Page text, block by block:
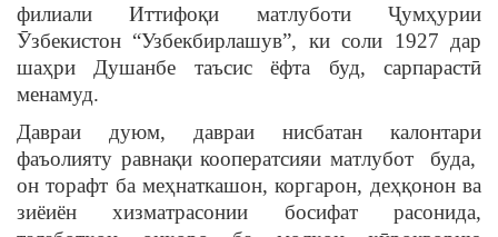
филиали Иттифоқи матлуботи Ҷумҳурии
Ӯзбекистон “Узбекбирлашув”, ки соли 1927 дар
шаҳри Душанбе таъсис ёфта буд, сарпарастӣ
менамуд.
Давраи дуюм, давраи нисбатан калонтари
фаъолияту равнақи кооператсияи матлубот буда,
он торафт ба меҳнаткашон, коргарон, деҳқонон ва
зиёиён хизматрасонии босифат расонида,